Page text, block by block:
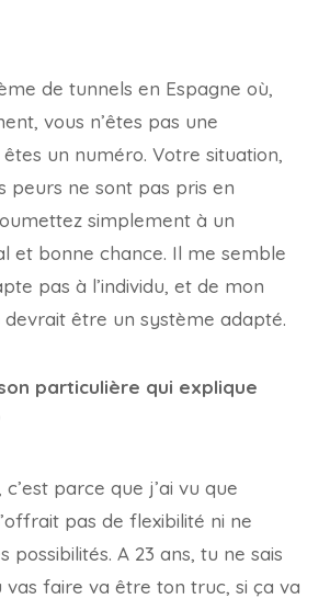
de tunnels en Espagne où,
vous n’êtes pas une
un numéro. Votre situation,
peurs ne sont pas pris en
simplement à un
et bonne chance. Il me semble
pas à l’individu, et de mon
être un système adapté.
particulière qui explique
parce que j’ai vu que
pas de flexibilité ni ne
possibilités. A 23 ans, tu ne sais
vas faire va être ton truc, si ça va